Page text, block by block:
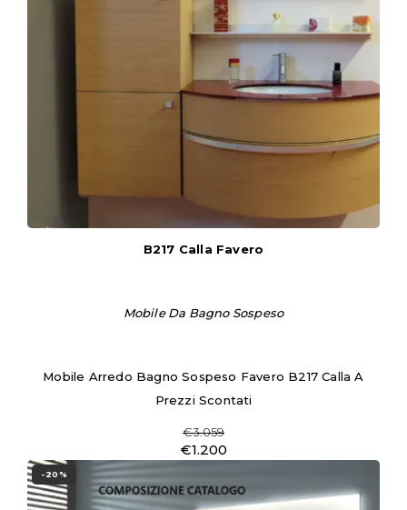
B217 Calla Favero
Mobile Da Bagno Sospeso
Mobile Arredo Bagno Sospeso Favero B217 Calla A
Prezzi Scontati
€3.059
€1.200
-20%